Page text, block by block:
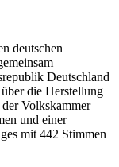
deutschen
Deutschland
die Herstellung
Volkskammer
und einer
mit 442 Stimmen